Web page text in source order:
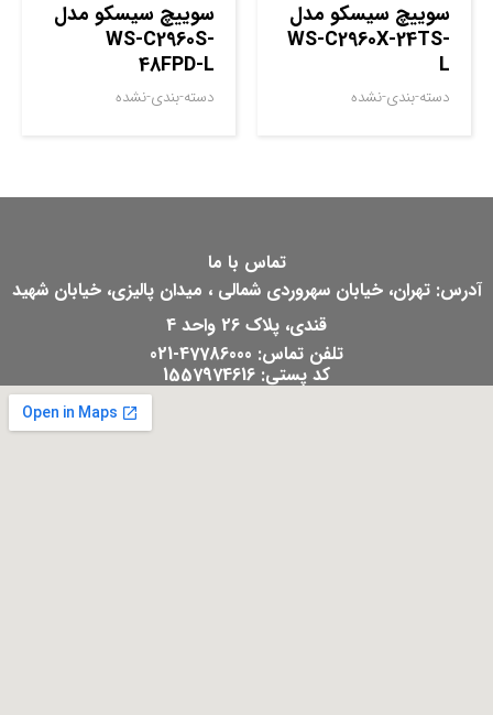
سوييچ سيسکو مدل
WS-C2960X-24TS-
L
دسته-بندی-نشده
سوييچ سيسکو مدل
WS-C2960S-
48FPD-L
دسته-بندی-نشده
تماس با ما
آدرس: تهران، خیابان سهروردی شمالی ، میدان پالیزی، خیابان شهید
قندی، پلاک 26 واحد 4
تلفن تماس: 47786000-021
کد پستی: 1557974616